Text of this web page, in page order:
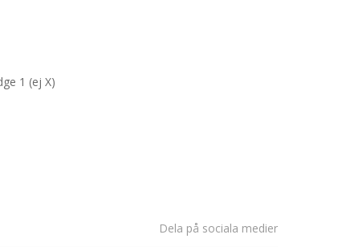
1 (ej X)
Dela på sociala medier